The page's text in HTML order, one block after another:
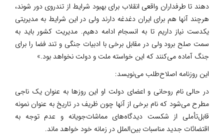
دهند تا طرفداران واقعی انقلاب برای بهبود شرایط از تندروی دور شوند،
هرچند آنها هم برای ایران دغدغه‌ دارند ولی در این شرایط به مدیریتی
یکدست نیاز داریم تا به انسجام ادامه دهیم. مدیریت کشور باید به
سمت صلح برود ولی در مقابل برخی با ادبیات جنگی و تند فضا را برای
جنگ آماده می‌کنند که این خواسته ملت و دولت نخواهد بود.»
این روزنامه اصلاح‌طلب می‌نویسد:
در حالی نام روحانی و اعضای دولت او این روزها به عنوان یک ناجی
مطرح می‌شود که نام برخی از آنها چون ظریف در تاریخ به عنوان نمونه
قابل‌تأملی از شکست دیدگاه‌های مماشات‌جویانه و عدم توجه به
اقتضائات جدید مناسبات بین‌الملل در زمانه خود خواهد ماند.